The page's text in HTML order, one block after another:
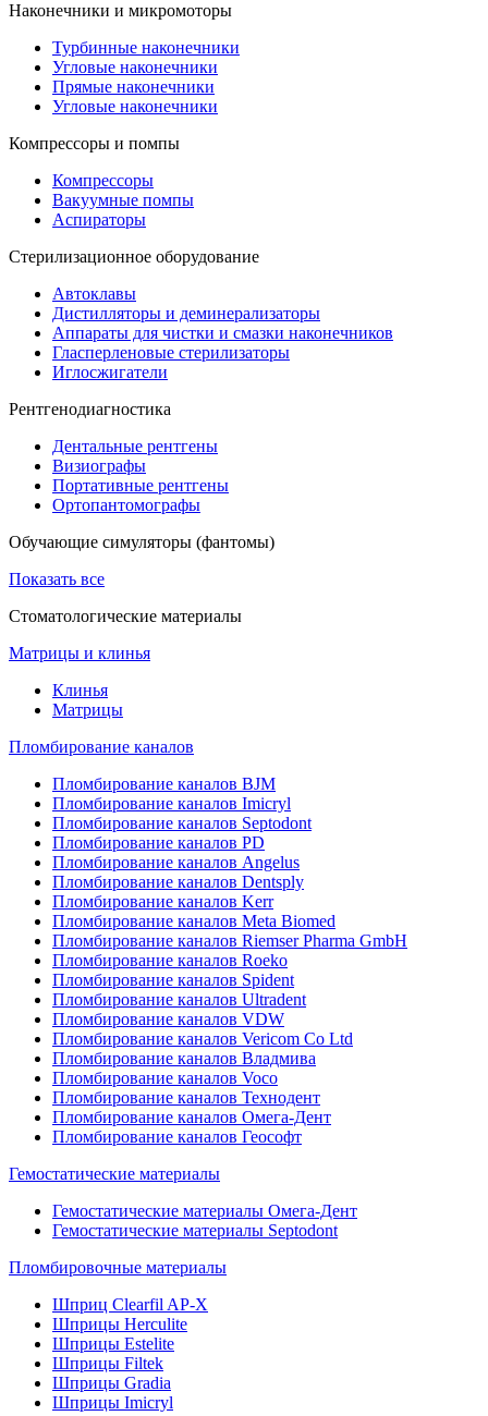
Наконечники и микромоторы
Турбинные наконечники
Угловые наконечники
Прямые наконечники
Угловые наконечники
Компрессоры и помпы
Компрессоры
Вакуумные помпы
Аспираторы
Стерилизационное оборудование
Автоклавы
Дистилляторы и деминерализаторы
Аппараты для чистки и смазки наконечников
Гласперленовые стерилизаторы
Иглосжигатели
Рентгенодиагностика
Дентальные рентгены
Визиографы
Портативные рентгены
Ортопантомографы
Обучающие симуляторы (фантомы)
Показать все
Стоматологические материалы
Матрицы и клинья
Клинья
Матрицы
Пломбирование каналов
Пломбирование каналов BJM
Пломбирование каналов Imicryl
Пломбирование каналов Septodont
Пломбирование каналов PD
Пломбирование каналов Angelus
Пломбирование каналов Dentsply
Пломбирование каналов Kerr
Пломбирование каналов Meta Biomed
Пломбирование каналов Riemser Pharma GmbH
Пломбирование каналов Roeko
Пломбирование каналов Spident
Пломбирование каналов Ultradent
Пломбирование каналов VDW
Пломбирование каналов Vericom Co Ltd
Пломбирование каналов Владмива
Пломбирование каналов Voco
Пломбирование каналов Технодент
Пломбирование каналов Омега-Дент
Пломбирование каналов Геософт
Гемостатические материалы
Гемостатические материалы Омега-Дент
Гемостатические материалы Septodont
Пломбировочные материалы
Шприц Clearfil AP-X
Шприцы Herculite
Шприцы Estelite
Шприцы Filtek
Шприцы Gradia
Шприцы Imicryl